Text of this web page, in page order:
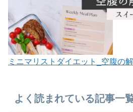
ミニマリストダイエット_空腹の
よく読まれている記事一